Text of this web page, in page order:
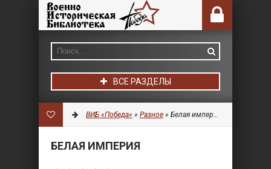
ВСЕ РАЗДЕЛЫ
ВИБ «Победа» » Разное » Белая империя
БЕЛАЯ ИМПЕРИЯ